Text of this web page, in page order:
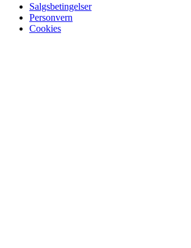
Salgsbetingelser
Personvern
Cookies